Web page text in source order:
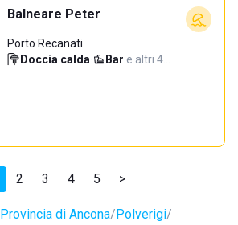
Balneare Peter
Porto Recanati
Doccia calda· Bar·e altri 4…
2 3 4 5 >
Provincia di Ancona Polverigi